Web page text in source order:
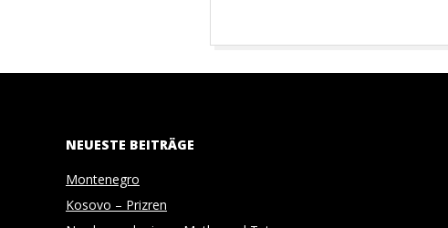
G
R
A
NEUESTE BEITRÄGE
Montenegro
Kosovo – Prizren